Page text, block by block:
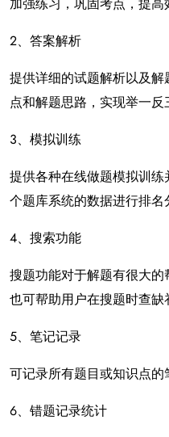
2、答案解析
提供详细的试题解析以及
点和解题思路，实现举一反
3、模拟训练
提供各种在线做题模拟训
个题库系统的数据进行排名
4、搜索功能
搜题功能对于解题有很大的
也可帮助用户在搜题时查缺
5、笔记记录
可记录所有题目或知识点
6、错题记录统计